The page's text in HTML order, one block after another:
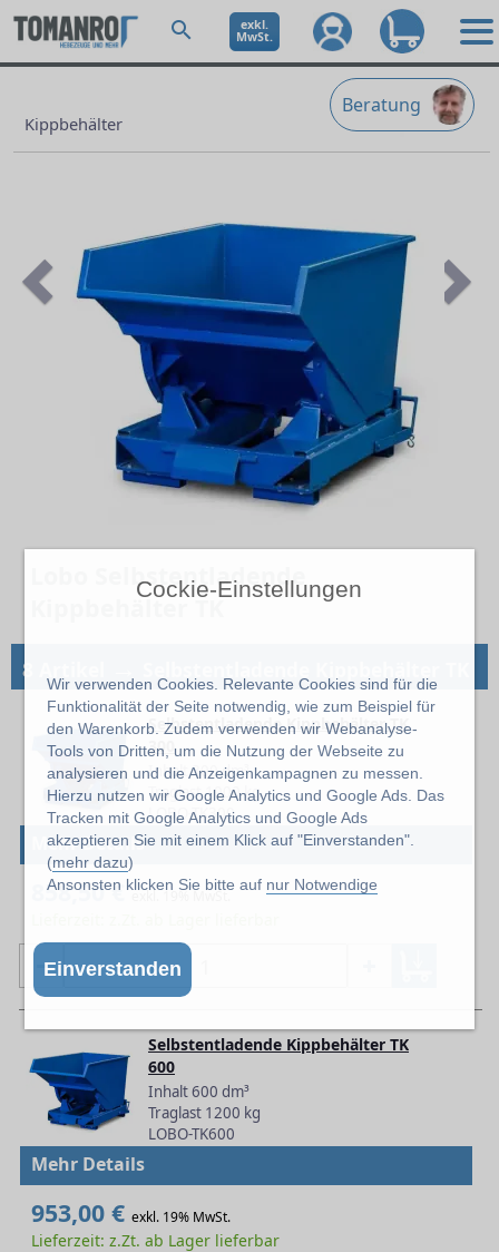
Cockie-Einstellungen
Wir verwenden Cookies. Relevante Cookies sind für die
Funktionalität der Seite notwendig, wie zum Beispiel für
den Warenkorb. Zudem verwenden wir Webanalyse-
Tools von Dritten, um die Nutzung der Webseite zu
analysieren und die Anzeigenkampagnen zu messen.
Hierzu nutzen wir Google Analytics und Google Ads. Das
Tracken mit Google Analytics und Google Ads
akzeptieren Sie mit einem Klick auf "Einverstanden".
(mehr dazu)
Ansonsten klicken Sie bitte auf nur Notwendige
Einverstanden
exkl.
MwSt.
Beratung
Kippbehälter
Lobo Selbstentladende
Kippbehälter TK
8 Artikel
Selbstentladende Kippbehälter TK
300
Inhalt 300 dm³
Traglast 1000 kg
LOBO-TK300
Mehr Details
858,50 €exkl. 19% MwSt.
Selbstentladende Kippbehälter TK
600
Inhalt 600 dm³
Traglast 1200 kg
LOBO-TK600
Mehr Details
953,00 € exkl. 19% MwSt.
Lieferzeit: z.Zt. ab Lager lieferbar